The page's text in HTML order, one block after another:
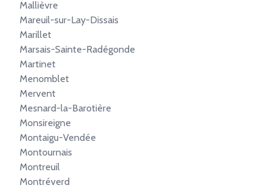
Mallièvre
Mareuil-sur-Lay-Dissais
Marillet
Marsais-Sainte-Radégonde
Martinet
Menomblet
Mervent
Mesnard-la-Barotière
Monsireigne
Montaigu-Vendée
Montournais
Montreuil
Montréverd